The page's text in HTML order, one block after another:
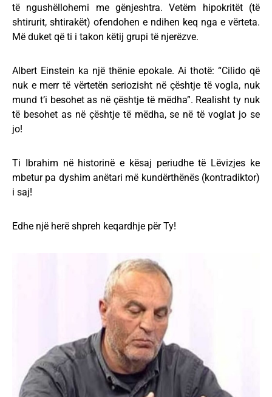
të ngushëllohemi me gënjeshtra. Vetëm hipokritët (të
shtirurit, shtirakët) ofendohen e ndihen keq nga e vërteta.
Më duket që ti i takon këtij grupi të njerëzve.
Albert Einstein ka një thënie epokale. Ai thotë: “Cilido që
nuk e merr të vërtetën seriozisht në çështje të vogla, nuk
mund t’i besohet as në çështje të mëdha”. Realisht ty nuk
të besohet as në çështje të mëdha, se në të voglat jo se
jo!
Ti Ibrahim në historinë e kësaj periudhe të Lëvizjes ke
mbetur pa dyshim anëtari më kundërthënës (kontradiktor)
i saj!
Edhe një herë shpreh keqardhje për Ty!